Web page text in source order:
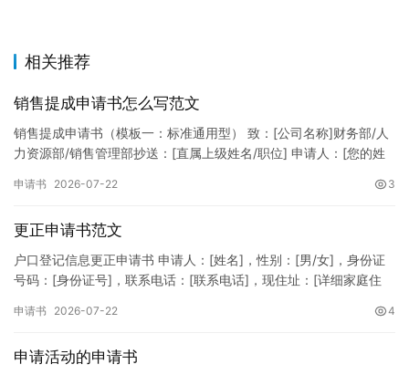
相关推荐
销售提成申请书怎么写范文
销售提成申请书（模板一：标准通用型） 致：[公司名称]财务部/人
力资源部/销售管理部抄送：[直属上级姓名/职位] 申请人：[您的姓
申请书 2026-07-22 3
更正申请书范文
户口登记信息更正申请书 申请人：[姓名]，性别：[男/女]，身份证
号码：[身份证号]，联系电话：[联系电话]，现住址：[详细家庭住
申请书 2026-07-22 4
申请活动的申请书